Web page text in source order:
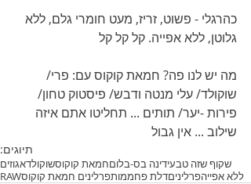
כהרגלי - פשוט, זריז, מעט חומרי גלם, ללא
גלוטן, ללא אפייה. קל קל קל
מה יש לנו פה? חמאת קוקוס עם: פרי/
שוקולד/ עלי מנטה ודבש/ פיסטוק טחון/
פירות -יער/ תותים ... תחליטו אתם איזה
שילוב ... אין גבול
תיוגים:
שקוף שזה טבעידינה בס-בלוםחמאת קוקוסשוקולדאגוזים
ללא אפייהפרליניםדלת פחממותפרלינים חמאת קוקוסRAW